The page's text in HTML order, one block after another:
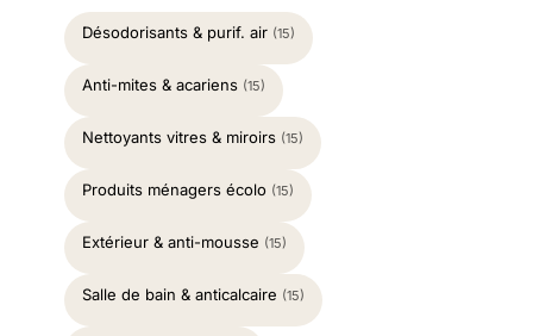
Désodorisants & purif. air (15)
Anti-mites & acariens (15)
Nettoyants vitres & miroirs (15)
Produits ménagers écolo (15)
Extérieur & anti-mousse (15)
Salle de bain & anticalcaire (15)